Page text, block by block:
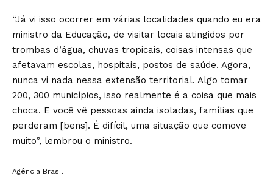
“Já vi isso ocorrer em várias localidades quando eu era
ministro da Educação, de visitar locais atingidos por
trombas d’água, chuvas tropicais, coisas intensas que
afetavam escolas, hospitais, postos de saúde. Agora,
nunca vi nada nessa extensão territorial. Algo tomar
200, 300 municípios, isso realmente é a coisa que mais
choca. E você vê pessoas ainda isoladas, famílias que
perderam [bens]. É difícil, uma situação que comove
muito”, lembrou o ministro.
Agência Brasil